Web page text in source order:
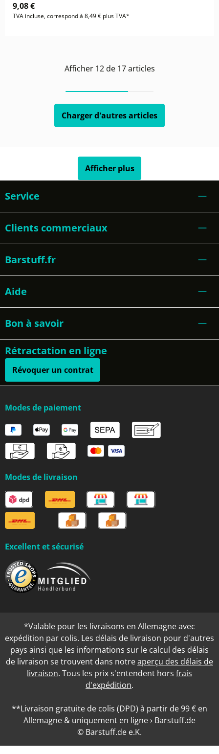
9,08 €
TVA incluse, correspond à 8,49 € plus TVA*
Afficher 12de 17articles
Charger d'autres articles
Afficher plus
Service
Clients commerciaux
Barstuff.fr
Aide
Bon à savoir
Rétractation en ligne
Révoquer un contrat
Modes de paiement
Modes de livraison
Excellent et sécurisé
*Valable pour les livraisons en Allemagne avec
expédition par colis. Les délais de livraison pour d'autres
pays ainsi que les informations sur le calcul des délais
de livraison se trouvent dans notreaperçu des délais de
livraison. Tous les prix s'entendent hors frais
d'expédition.
**Livraison gratuite de colis (DPD) à partir de 99 € en
Allemagne & uniquement en ligne › Barstuff.de
© Barstuff.de e.K.